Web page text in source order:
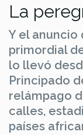
La
Y el anuncio
primordial
lo llevó
Principado
relámpago
calles,
países